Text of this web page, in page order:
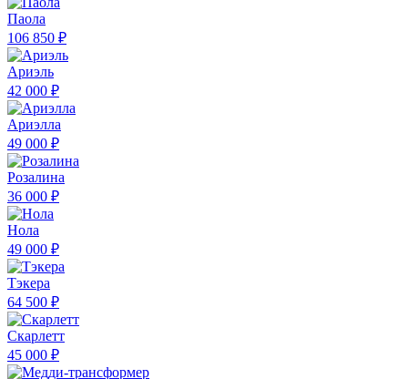
Паола
106 850 ₽
Ариэль
42 000 ₽
Ариэлла
49 000 ₽
Розалина
36 000 ₽
Нола
49 000 ₽
Тэкера
64 500 ₽
Скарлетт
45 000 ₽